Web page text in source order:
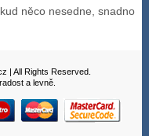
něco nesedne, snadno
| All Rights Reserved.
a levně.